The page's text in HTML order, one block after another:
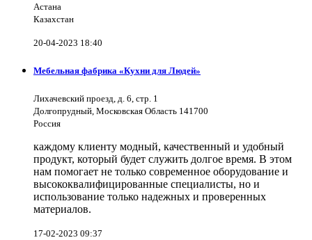
Астана
Казахстан
20-04-2023 18:40
Мебельная фабрика «Кухни для Людей»
Лихачевский проезд, д. 6, стр. 1
Долгопрудный, Московская Область 141700
Россия
каждому клиенту модный, качественный и удобный
продукт, который будет служить долгое время. В этом
нам помогает не только современное оборудование и
высококвалифицированные специалисты, но и
использование только надежных и проверенных
материалов.
17-02-2023 09:37